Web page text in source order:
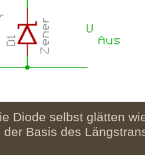
Diode selbst glätten
Basis des